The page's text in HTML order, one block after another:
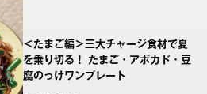
＜たまご編＞三大チャージ食材で夏
を乗り切る！ たまご・アボカド・豆
腐のっけワンプレート